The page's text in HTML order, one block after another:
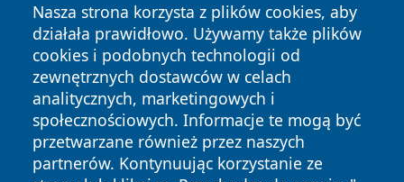
Nasza strona korzysta z plików cookies, aby
działała prawidłowo. Używamy także plików
cookies i podobnych technologii od
zewnętrznych dostawców w celach
analitycznych, marketingowych i
społecznościowych. Informacje te mogą być
przetwarzane również przez naszych
partnerów. Kontynuując korzystanie ze
Copyright © 2026 kochamsiedlce.pl Wszystkie prawa
zastrzeżone.